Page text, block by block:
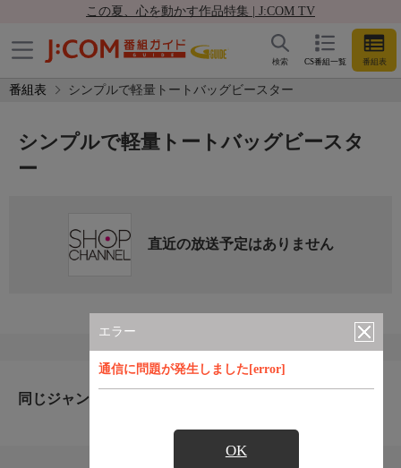
この夏、心を動かす作品特集 | J:COM TV
CS番組一覧 番組表
検索
番組表 シンプルで軽量トートバッグビースター
エラー
通信に問題が発生しました[error]
OK
シンプルで軽量トートバッグビースタ
ー
直近の放送予定はありません
同じジャンルのおすすめ番組